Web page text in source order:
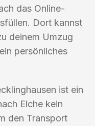
das Online-
Dort kannst
deinem Umzug
persönliches
ist ein
Elche kein
den Transport